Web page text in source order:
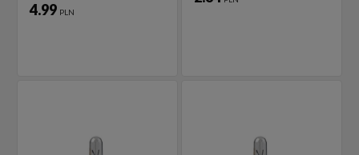
4.99 PLN